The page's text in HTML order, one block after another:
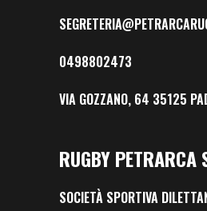
0498802473
VIA GOZZANO, 64 35125
RUGBY PETRARCA
SOCIETÀ SPORTIVA